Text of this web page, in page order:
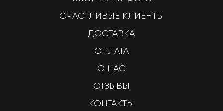
СЧАСТЛИВЫЕ КЛИЕНТЫ
ДОСТАВКА
ОПЛАТА
О НАС
ОТЗЫВЫ
КОНТАКТЫ